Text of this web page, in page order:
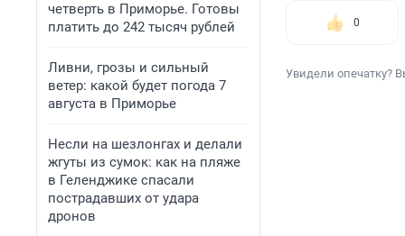
четверть в Приморье. Готовы
платить до 242 тысяч рублей
Ливни, грозы и сильный
ветер: какой будет погода 7
августа в Приморье
Несли на шезлонгах и делали
жгуты из сумок: как на пляже
в Геленджике спасали
пострадавших от удара
дронов
0
Увидели опечатку?